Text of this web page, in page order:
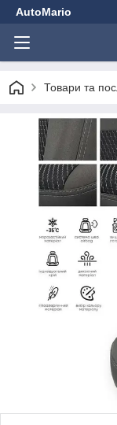
AutoMario
Товари та